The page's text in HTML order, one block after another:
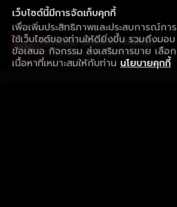
เว็บไซต์นี้มีการจัดเก็บคุกกี้
เพื่อเพิ่มประสิทธิภาพและประสบการณ์การ
ใช้เว็บไซต์ของท่านให้ดียิ่งขึ้น รวมถึงมอบ
ข้อเสนอ กิจกรรม ส่งเสริมการขาย เลือก
เนื้อหาที่เหมาะสมให้กับท่าน นโยบายคุกกี้
ใช้งานแอป ลื่นไหลกว่า ไม่มีสะดุด
ดาวน์โหลดแอปเพื่อการรับชมที่ดีกว่า